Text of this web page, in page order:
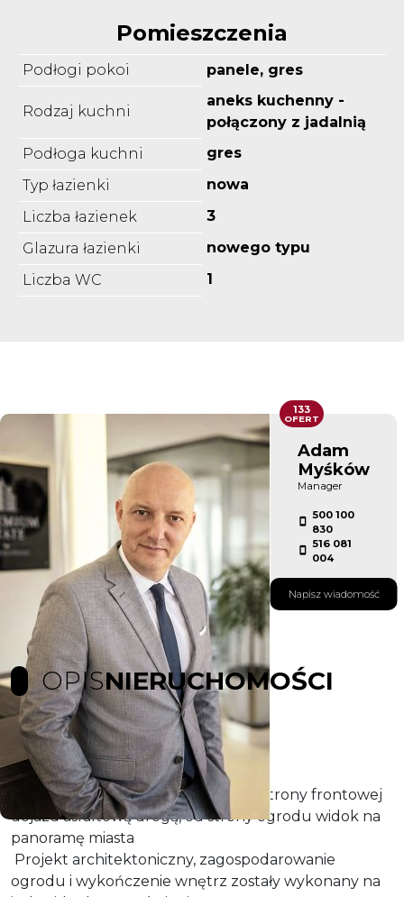
Pomieszczenia
Podłogi pokoi panele, gres
Rodzaj kuchni
aneks kuchenny -
połączony z jadalnią
Podłoga kuchni
gres
Typ łazienki
nowa
Liczba łazienek
3
Glazura łazienki
nowego typu
Liczba WC
1
Adam
Myśków
Manager
500 100
830
516 081
004
Napisz wiadomość
133
OFERT
OPISNIERUCHOMOŚCI
Dom w zabudowie szeregowej, od strony frontowej
dojazd asfaltową drogą, od strony ogrodu widok na
panoramę miasta
Projekt architektoniczny, zagospodarowanie
ogrodu i wykończenie wnętrz zostały wykonany na